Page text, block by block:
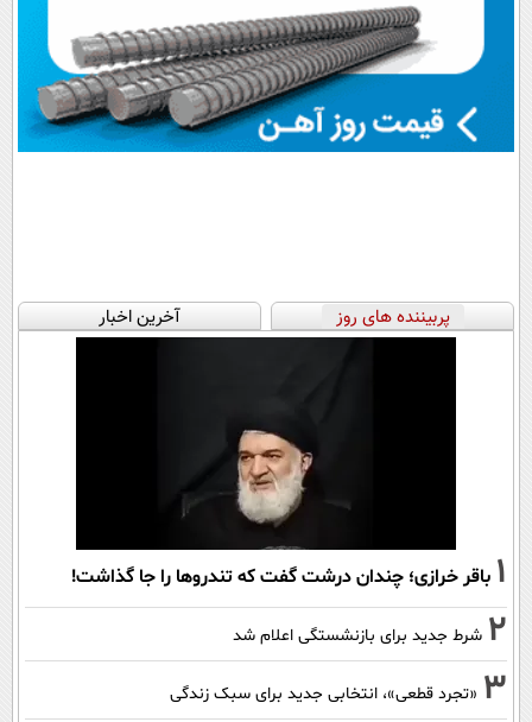
پربیننده های روز آخرین اخبار
1 باقر خرازی؛ چندان درشت گفت که تندروها را جا گذاشت!
2 شرط جدید برای بازنشستگی اعلام شد
3 «تجرد قطعی»، انتخابی جدید برای سبک زندگی